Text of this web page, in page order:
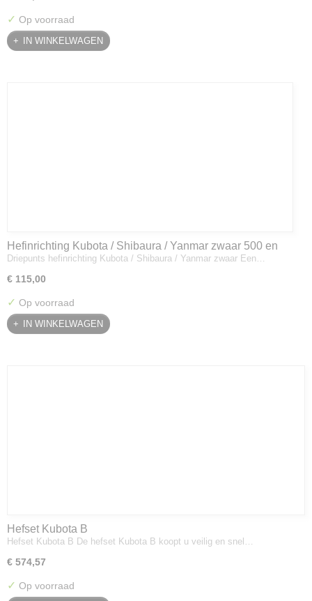
✓ Op voorraad
IN WINKELWAGEN
Hefinrichting Kubota / Shibaura / Yanmar zwaar 500 en
600 mm
Driepunts hefinrichting Kubota / Shibaura / Yanmar zwaar Een…
€ 115,00
✓ Op voorraad
IN WINKELWAGEN
Hefset Kubota B
Hefset Kubota B De hefset Kubota B koopt u veilig en snel…
€ 574,57
✓ Op voorraad